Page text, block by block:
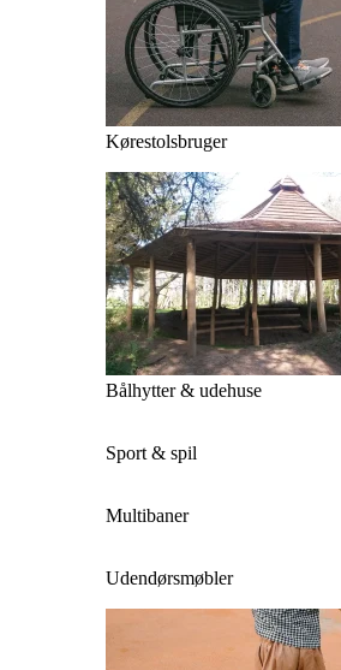
Kørestolsbruger
Bålhytter & udehuse
Sport & spil
Multibaner
Udendørsmøbler